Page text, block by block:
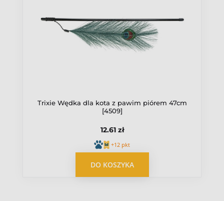
OPUBLIKUJ OPINIĘ
Trixie Wędka dla kota z pawim piórem 47cm
[4509]
12.61 zł
+12 pkt
DO KOSZYKA